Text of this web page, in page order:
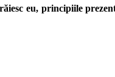
eu, principiile